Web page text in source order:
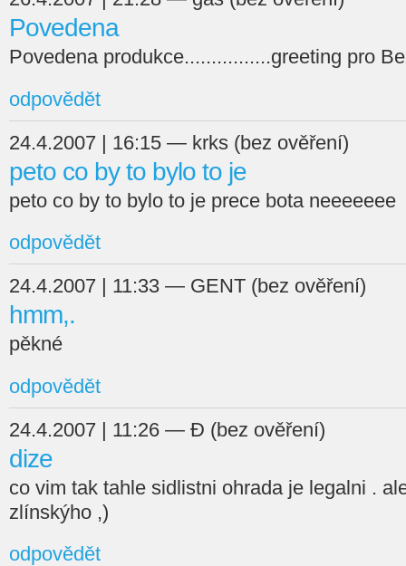
Povedena
Povedena produkce................greeting pro
odpovědět
24.4.2007 | 16:15 — krks (bez ověření)
peto co by to bylo to je
peto co by to bylo to je prece bota neeeeeee
odpovědět
24.4.2007 | 11:33 — GENT (bez ověření)
hmm,.
pěkné
odpovědět
24.4.2007 | 11:26 — Đ (bez ověření)
dize
co vim tak tahle sidlistni ohrada je legalni .
zlínskýho ,)
odpovědět